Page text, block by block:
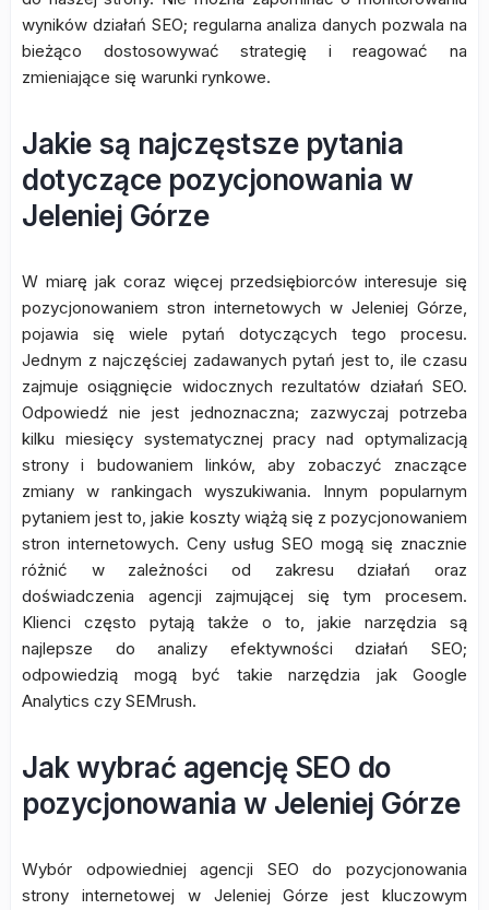
wyników działań SEO; regularna analiza danych pozwala na
bieżąco dostosowywać strategię i reagować na
zmieniające się warunki rynkowe.
Jakie są najczęstsze pytania
dotyczące pozycjonowania w
Jeleniej Górze
W miarę jak coraz więcej przedsiębiorców interesuje się
pozycjonowaniem stron internetowych w Jeleniej Górze,
pojawia się wiele pytań dotyczących tego procesu.
Jednym z najczęściej zadawanych pytań jest to, ile czasu
zajmuje osiągnięcie widocznych rezultatów działań SEO.
Odpowiedź nie jest jednoznaczna; zazwyczaj potrzeba
kilku miesięcy systematycznej pracy nad optymalizacją
strony i budowaniem linków, aby zobaczyć znaczące
zmiany w rankingach wyszukiwania. Innym popularnym
pytaniem jest to, jakie koszty wiążą się z pozycjonowaniem
stron internetowych. Ceny usług SEO mogą się znacznie
różnić w zależności od zakresu działań oraz
doświadczenia agencji zajmującej się tym procesem.
Klienci często pytają także o to, jakie narzędzia są
najlepsze do analizy efektywności działań SEO;
odpowiedzią mogą być takie narzędzia jak Google
Analytics czy SEMrush.
Jak wybrać agencję SEO do
pozycjonowania w Jeleniej Górze
Wybór odpowiedniej agencji SEO do pozycjonowania
strony internetowej w Jeleniej Górze jest kluczowym